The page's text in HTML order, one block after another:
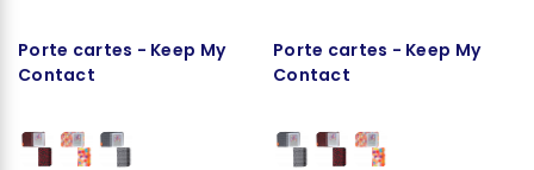
Porte cartes - Keep My
Contact
Porte cartes - Keep My
Contact